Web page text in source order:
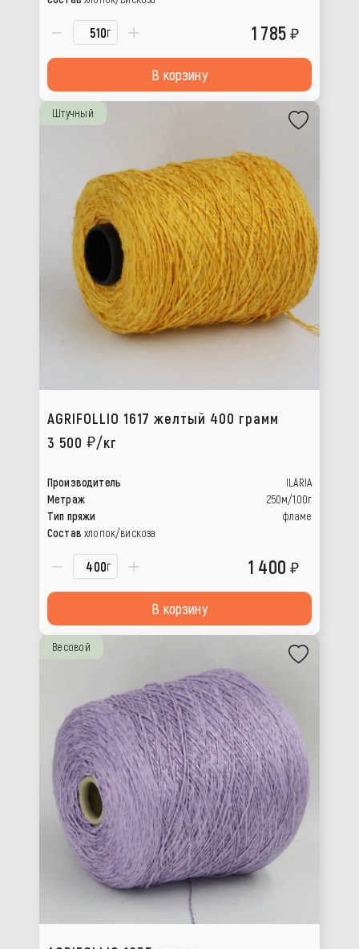
г 1 785
В корзину
Штучный
AGRIFOLLIO 1617 желтый 400 грамм
3 500
/кг
Производитель
ILARIA
Метраж
250м/100г
Тип пряжи
фламе
Состав хлопок/вискоза
г 1 400
В корзину
Весовой